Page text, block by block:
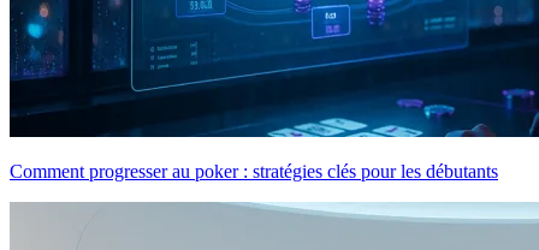
Comment progresser au poker : stratégies clés pour les débutants